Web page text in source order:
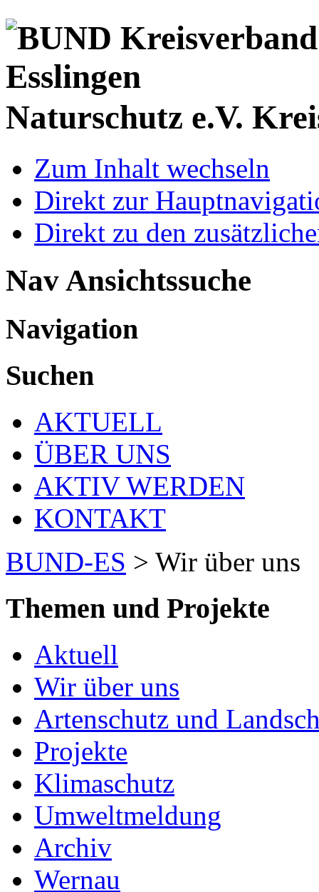
Naturschutz e.V.
Zum Inhalt wechseln
Direkt zur
Direkt zu den
Nav Ansichtssuche
Navigation
Suchen
AKTUELL
ÜBER UNS
AKTIV WERDEN
KONTAKT
BUND-ES > Wir über uns
Themen und Projekte
Aktuell
Wir über uns
Artenschutz und
Projekte
Klimaschutz
Umweltmeldung
Archiv
Wernau